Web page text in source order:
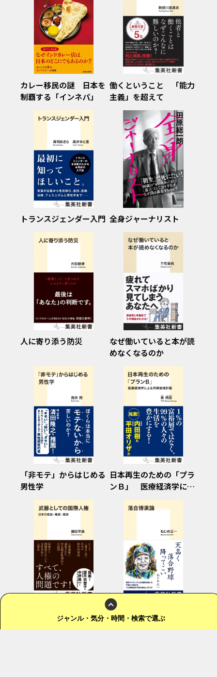
ジャンル・気分・時間・検索で選ぶ
カレー移民の謎 日本を
制覇する「インネパ」
働くということ 「能力
主義」を超えて
トランスジェンダー入門 全身ジャーナリスト
人に寄り添う防災
なぜ働いていると本が読
めなくなるのか
「非モテ」からはじめる
男性学
日本再生のための「プラ
ンＢ」 医療経済学によ
る所得倍増計画
武器としての国際人権
日本の貧困・報道・差別
落合博満論